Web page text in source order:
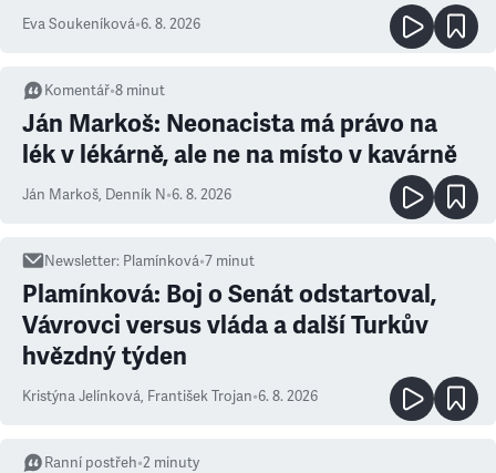
Eva Soukeníková•6. 8. 2026
Komentář•8 minut
Ján Markoš: Neonacista má právo na
lék v lékárně, ale ne na místo v kavárně
Ján Markoš, Denník N•6. 8. 2026
Newsletter: Plamínková•7 minut
Plamínková: Boj o Senát odstartoval,
Vávrovci versus vláda a další Turkův
hvězdný týden
Kristýna Jelínková, František Trojan•6. 8. 2026
Ranní postřeh•2 minuty